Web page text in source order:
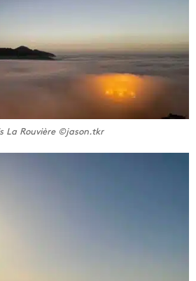
La Rouvière ©jason.tkr